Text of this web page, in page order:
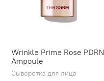
Wrinkle Prime Rose PDRN
Ampoule
Сыворотка для лица